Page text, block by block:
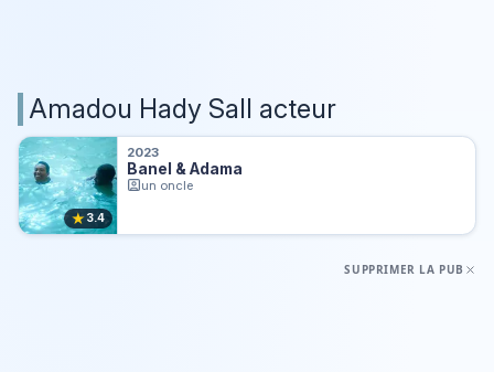
Amadou Hady Sall acteur
★3.4
2023
Banel & Adama
un oncle
SUPPRIMER LA PUB